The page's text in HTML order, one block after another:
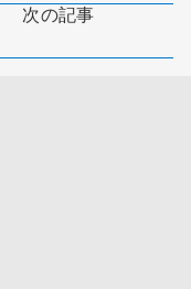
次の記事